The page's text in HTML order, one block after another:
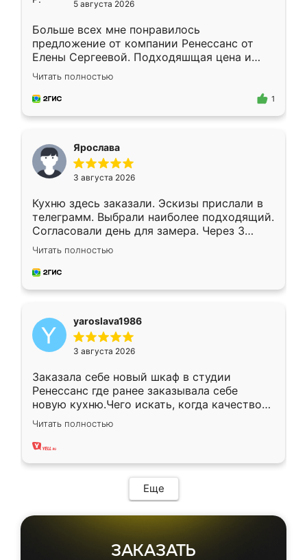
5 августа 2026
Больше всех мне понравилось
предложение от компании Ренессанс от
Елены Сергеевой. Подходяшщая цена и
короткие сроки изготовления. Приехавший
для замера сотрудник Владислав
предложил по моему эскизу самый
Читать полностью
1
Ярослава
3 августа 2026
Кухню здесь заказали. Эскизы прислали в
телеграмм. Выбрали наиболее подходящий.
Согласовали день для замера. Через 3
недели кухня была уже готова. Остались
довольны работой. Спасибо Ренессанс
мебель за качественную работу!
Читать полностью
yaroslava1986
3 августа 2026
Заказала себе новый шкаф в студии
Ренессанс где ранее заказывала себе
новую кухню.Чего искать, когда качеством
вполне довольна. Служит кухня уже почти
два года, нареканий нет.
Читать полностью
Еще
ЗАКАЗАТЬ